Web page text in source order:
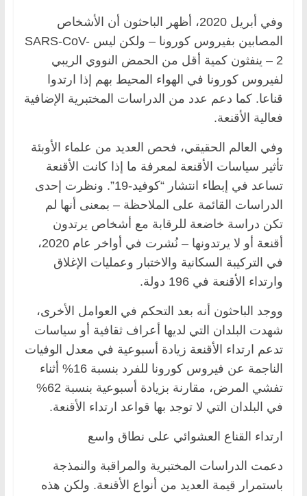
وفي أبريل 2020، أظهر الباحثون أن الأشخاص
المصابين بفيروس كورونا – ولكن ليس SARS-CoV-
2 – ينفثون كمية أقل من الحمض النووي الريبي
لفيروس كورونا في الهواء المحيط بهم إذا ارتدوا
قناعا. كما دعم عدد من الدراسات المختبرية الإضافية
فعالية الأقنعة.
وفي العالم الحقيقي، فحص العديد من علماء الأوبئة
تأثير سياسات الأقنعة لمعرفة ما إذا كانت الأقنعة
تساعد في إبطاء انتشار “كوفيد-19”. ونظرت إحدى
الدراسات القائمة على الملاحظة – بمعنى أنها لم
تكن دراسة خاضعة للرقابة مع أشخاص يرتدون
أقنعة أو لا يرتدونها – نُشرت في أواخر عام 2020،
في التركيبة السكانية والاختبار وعمليات الإغلاق
وارتداء الأقنعة في 196 دولة.
ووجد الباحثون أنه بعد التحكم في العوامل الأخرى،
شهدت البلدان التي لديها أعراف ثقافية أو سياسات
تدعم ارتداء الأقنعة زيادة أسبوعية في معدل الوفيات
الناجمة عن فيروس كورونا للفرد بنسبة 16% أثناء
تفشي المرض، مقارنة بزيادة أسبوعية بنسبة 62%
في البلدان التي لا توجد بها قواعد ارتداء الأقنعة.
ارتداء القناع العشوائي على نطاق واسع
دعمت الدراسات المختبرية والمراقبة والنمذجة
باستمرار قيمة العديد من أنواع الأقنعة. ولكن هذه